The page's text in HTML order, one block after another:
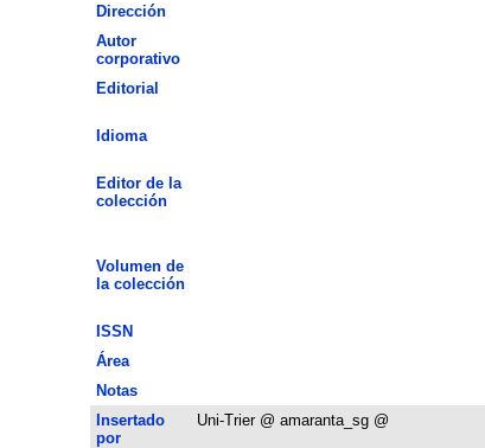
Dirección
Autor
corporativo
Editorial
Idioma
Editor de la
colección
Volumen de
la colección
ISSN
Área
Notas
Insertado
por
Uni-Trier @ amaranta_sg @